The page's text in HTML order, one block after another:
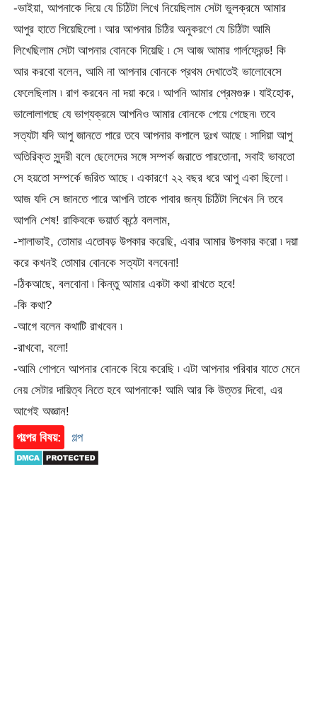
-ভাইয়া, আপনাকে দিয়ে যে চিঠিটা লিখে নিয়েছিলাম সেটা ভুলক্রমে আমার
আপুর হাতে গিয়েছিলো ৷ আর আপনার চিঠির অনুকরণে যে চিঠিটা আমি
লিখেছিলাম সেটা আপনার বোনকে দিয়েছি ৷ সে আজ আমার গার্লফ্রেন্ড! কি
আর করবো বলেন, আমি না আপনার বোনকে প্রথম দেখাতেই ভালোবেসে
ফেলেছিলাম ৷ রাগ করবেন না দয়া করে ৷ আপনি আমার প্রেমগুরু ৷ যাইহোক,
ভালোলাগছে যে ভাগ্যক্রমে আপনিও আমার বোনকে পেয়ে গেছেন৷ তবে
সত্যটা যদি আপু জানতে পারে তবে আপনার কপালে দুঃখ আছে ৷ সাদিয়া আপু
অতিরিক্ত সুন্দরী বলে ছেলেদের সঙ্গে সম্পর্ক জরাতে পারতোনা, সবাই ভাবতো
সে হয়তো সম্পর্কে জরিত আছে ৷ একারণে ২২ বছর ধরে আপু একা ছিলো ৷
আজ যদি সে জানতে পারে আপনি তাকে পাবার জন্য চিঠিটা লিখেন নি তবে
আপনি শেষ! রাকিবকে ভয়ার্ত কন্ঠে বললাম,
-শালাভাই, তোমার এতোবড় উপকার করেছি, এবার আমার উপকার করো ৷ দয়া
করে কখনই তোমার বোনকে সত্যটা বলবেনা!
-ঠিকআছে, বলবোনা ৷ কিন্তু আমার একটা কথা রাখতে হবে!
-কি কথা?
-আগে বলেন কথাটি রাখবেন ৷
-রাখবো, বলো!
-আমি গোপনে আপনার বোনকে বিয়ে করেছি ৷ এটা আপনার পরিবার যাতে মেনে
নেয় সেটার দায়িত্ব নিতে হবে আপনাকে! আমি আর কি উত্তর দিবো, এর
আগেই অজ্ঞান!
গল্পের বিষয়:
গল্প